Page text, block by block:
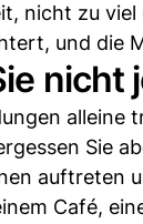
nicht zu
und die
nicht
alleine
Sie
auftreten
Café,